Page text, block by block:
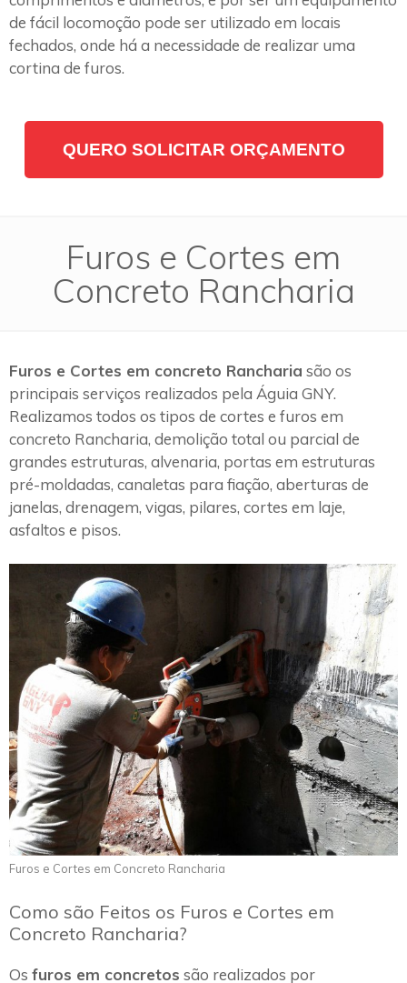
de fácil locomoção pode ser utilizado em locais
fechados, onde há a necessidade de realizar uma
cortina de furos.
QUERO SOLICITAR ORÇAMENTO
Furos e Cortes em
Concreto Rancharia
Furos e Cortes em concreto Rancharia são os
principais serviços realizados pela Águia GNY.
Realizamos todos os tipos de cortes e furos em
concreto Rancharia, demolição total ou parcial de
grandes estruturas, alvenaria, portas em estruturas
pré-moldadas, canaletas para fiação, aberturas de
janelas, drenagem, vigas, pilares, cortes em laje,
asfaltos e pisos.
Furos e Cortes em Concreto Rancharia
Como são Feitos os Furos e Cortes em
Concreto Rancharia?
Os furos em concretos são realizados por